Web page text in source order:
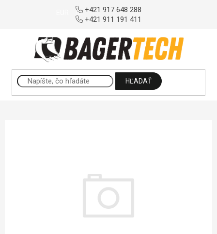
+421 917 648 288
+421 911 191 411
HĽADAŤ